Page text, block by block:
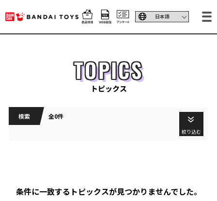
TOPICS
トピックス
検索 全0件
絞り込む
条件に一致するトピックスが見つかりませんでした。